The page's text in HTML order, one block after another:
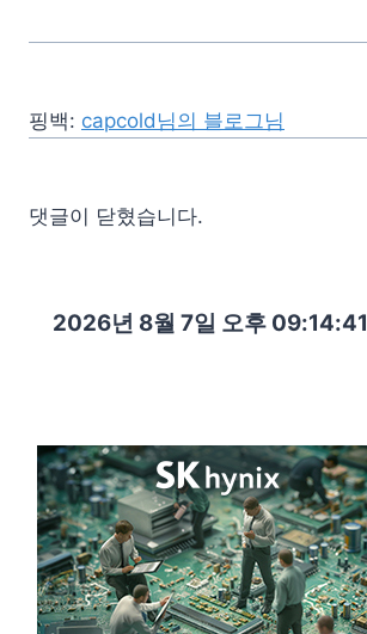
핑백: capcold님의 블로그님
댓글이 닫혔습니다.
2026년 8월 7일 오후 09:14:42